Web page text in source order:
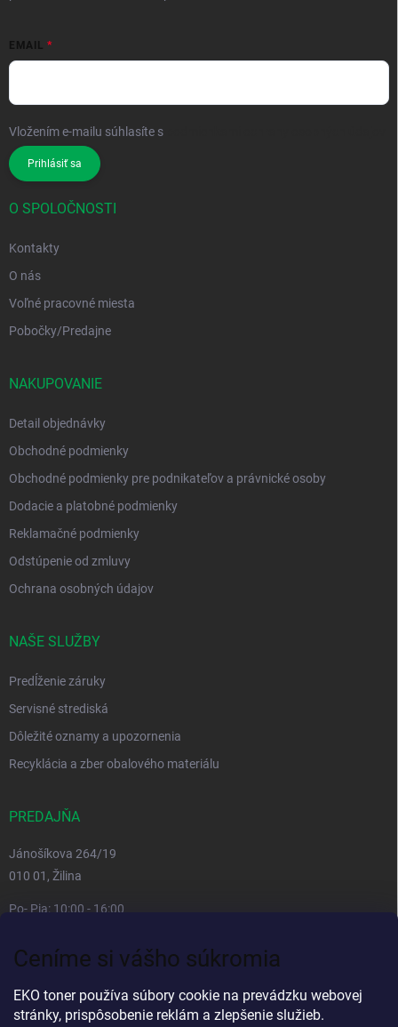
Ceníme si vášho súkromia
EKO toner používa súbory cookie na prevádzku webovej
stránky, prispôsobenie reklám a zlepšenie služieb.
EMAIL
Vložením e-mailu súhlasíte s
Prihlásiť sa
O SPOLOČNOSTI
Kontakty
O nás
Voľné pracovné miesta
Pobočky/Predajne
NAKUPOVANIE
Detail objednávky
Obchodné podmienky
Obchodné podmienky pre podnikateľov a právnické osoby
Dodacie a platobné podmienky
Reklamačné podmienky
Odstúpenie od zmluvy
Ochrana osobných údajov
NAŠE SLUŽBY
Predĺženie záruky
Servisné strediská
Dôležité oznamy a upozornenia
Recyklácia a zber obalového materiálu
PREDAJŇA
Jánošíkova 264/19
010 01, Žilina
Po- Pia: 10:00 - 16:00
So, Ne: zatvorené
Viac informacií